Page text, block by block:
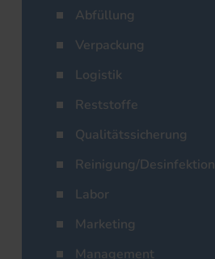
Abfüllung
Verpackung
Logistik
Reststoffe
Qualitätssicherung
Reinigung/Desinfektion
Labor
Marketing
Management